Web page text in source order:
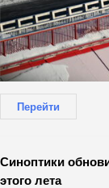
Перейти
Синоптики
этого лета